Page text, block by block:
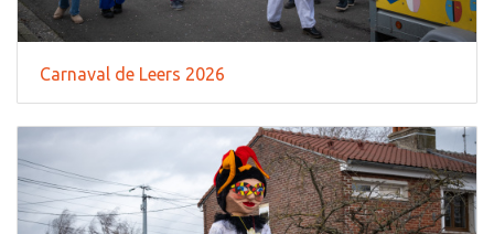
Carnaval de Leers 2026